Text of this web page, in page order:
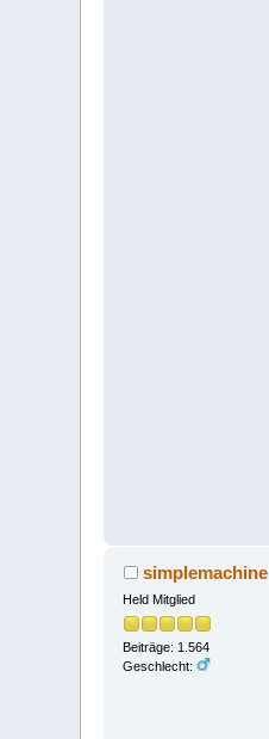
simplemachine
Held Mitglied
Beiträge: 1.564
Geschlecht: